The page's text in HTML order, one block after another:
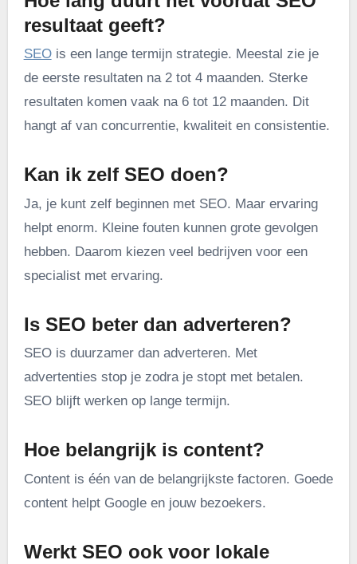
resultaat geeft?
SEOis een lange termijn strategie. Meestal zie je
de eerste resultaten na 2 tot 4 maanden. Sterke
resultaten komen vaak na 6 tot 12 maanden. Dit
hangt af van concurrentie, kwaliteit en consistentie.
Kan ik zelf SEO doen?
Ja, je kunt zelf beginnen met SEO. Maar ervaring
helpt enorm. Kleine fouten kunnen grote gevolgen
hebben. Daarom kiezen veel bedrijven voor een
specialist met ervaring.
Is SEO beter dan adverteren?
SEO is duurzamer dan adverteren. Met
advertenties stop je zodra je stopt met betalen.
SEO blijft werken op lange termijn.
Hoe belangrijk is content?
Content is één van de belangrijkste factoren. Goede
content helpt Google en jouw bezoekers.
Werkt SEO ook voor lokale